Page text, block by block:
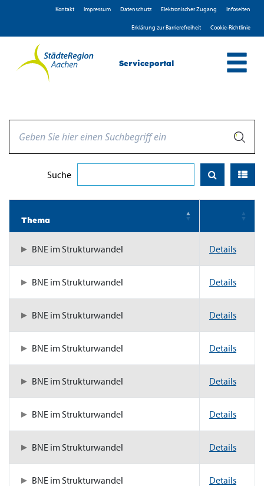
Zum Hauptinhalt springen
Zum Hauptinhalt
Kontakt Impressum D­atenschutz Elektronischer Zugang Infoseiten
Erklärung zur Barrierefreiheit Cookie-Richtlinie
Serviceportal
Suche
Thema
BNE im Strukturwandel Details
BNE im Strukturwandel Details
BNE im Strukturwandel Details
BNE im Strukturwandel Details
BNE im Strukturwandel Details
BNE im Strukturwandel Details
BNE im Strukturwandel Details
BNE im Strukturwandel Details